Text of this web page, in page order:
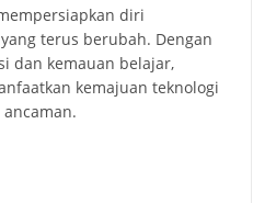
diri
terus berubah. Dengan
dan kemauan belajar,
kemajuan teknologi